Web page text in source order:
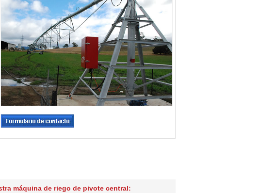
máquina de riego de pivote central: